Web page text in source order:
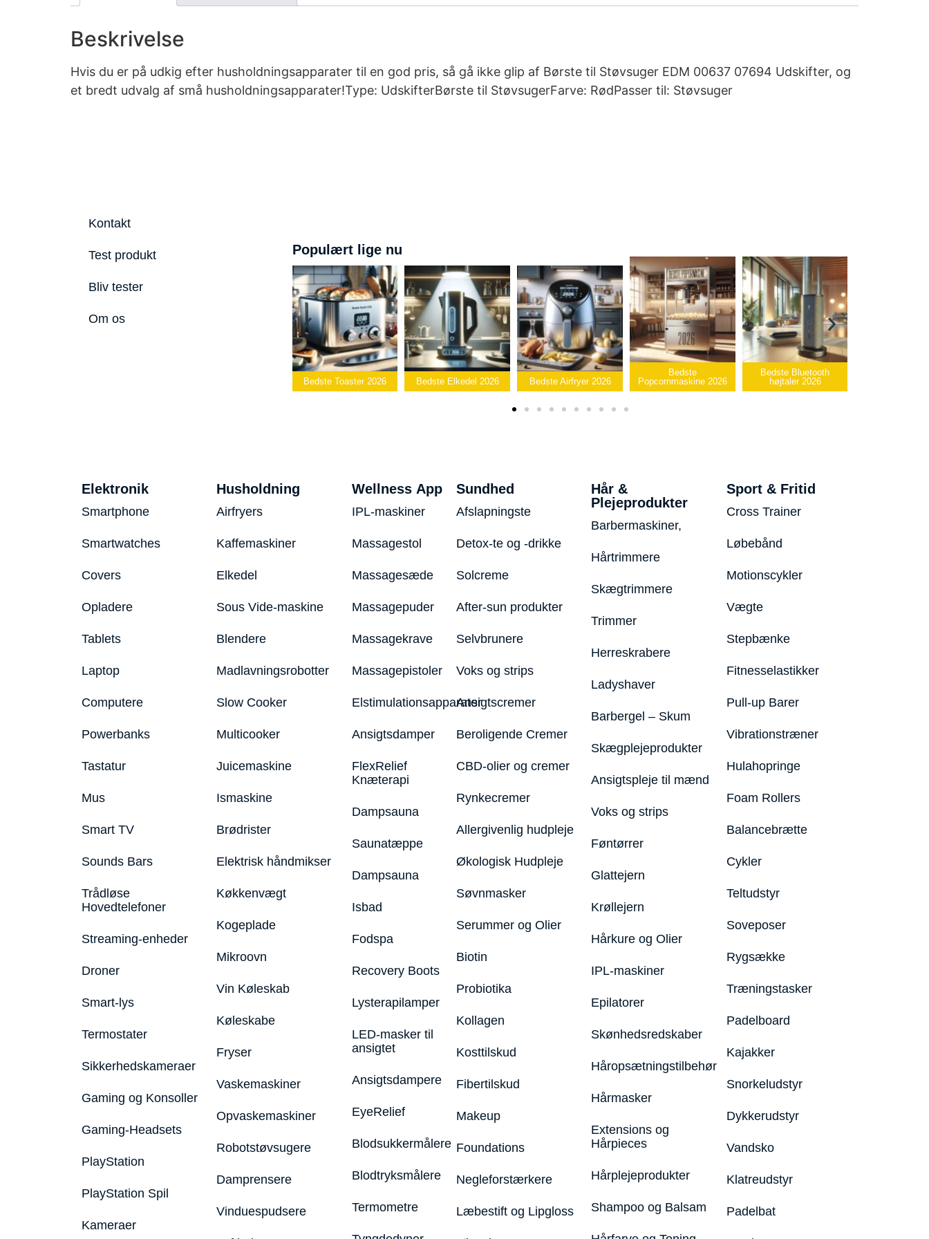
Beskrivelse
Hvis du er på udkig efter husholdningsapparater til en god pris, så gå ikke glip af Børste til Støvsuger EDM 00637 07694 Udskifter, og
et bredt udvalg af små husholdningsapparater!Type: UdskifterBørste til StøvsugerFarve: RødPasser til: Støvsuger
Kontakt
Test produkt
Bliv tester
Om os
Populært lige nu
Bedste Toaster 2026 Bedste Elkedel 2026 Bedste Airfryer 2026
Bedste
Popcornmaskine 2026
Bedste Bluetooth
højtaler 2026
Bedste infrarøde
varmepude 2026
Elektronik
Smartphone
Smartwatches
Covers
Opladere
Tablets
Laptop
Computere
Powerbanks
Tastatur
Mus
Smart TV
Sounds Bars
Trådløse
Hovedtelefoner
Streaming-enheder
Droner
Smart-lys
Termostater
Sikkerhedskameraer
Gaming og Konsoller
Gaming-Headsets
PlayStation
PlayStation Spil
Kameraer
Husholdning
Airfryers
Kaffemaskiner
Elkedel
Sous Vide-maskine
Blendere
Madlavningsrobotter
Slow Cooker
Multicooker
Juicemaskine
Ismaskine
Brødrister
Elektrisk håndmikser
Køkkenvægt
Kogeplade
Mikroovn
Vin Køleskab
Køleskabe
Fryser
Vaskemaskiner
Opvaskemaskiner
Robotstøvsugere
Damprensere
Vinduespudsere
Wellness App
IPL-maskiner
Massagestol
Massagesæde
Massagepuder
Massagekrave
Massagepistoler
Elstimulationsapparater
Ansigtsdamper
FlexRelief
Knæterapi
Dampsauna
Saunatæppe
Dampsauna
Isbad
Fodspa
Recovery Boots
Lysterapilamper
LED-masker til
ansigtet
Ansigtsdampere
EyeRelief
Blodsukkermålere
Blodtryksmålere
Termometre
Sundhed
Afslapningste
Detox-te og -drikke
Solcreme
After-sun produkter
Selvbrunere
Voks og strips
Ansigtscremer
Beroligende Cremer
CBD-olier og cremer
Rynkecremer
Allergivenlig hudpleje
Økologisk Hudpleje
Søvnmasker
Serummer og Olier
Biotin
Probiotika
Kollagen
Kosttilskud
Fibertilskud
Makeup
Foundations
Negleforstærkere
Læbestift og Lipgloss
Hår &
Plejeprodukter
Barbermaskiner,
Hårtrimmere
Skægtrimmere
Trimmer
Herreskrabere
Ladyshaver
Barbergel – Skum
Skægplejeprodukter
Ansigtspleje til mænd
Voks og strips
Føntørrer
Glattejern
Krøllejern
Hårkure og Olier
IPL-maskiner
Epilatorer
Skønhedsredskaber
Håropsætningstilbehør
Hårmasker
Extensions og
Hårpieces
Hårplejeprodukter
Shampoo og Balsam
Sport & Fritid
Cross Trainer
Løbebånd
Motionscykler
Vægte
Stepbænke
Fitnesselastikker
Pull-up Barer
Vibrationstræner
Hulahopringe
Foam Rollers
Balancebrætte
Cykler
Teltudstyr
Soveposer
Rygsække
Træningstasker
Padelboard
Kajakker
Snorkeludstyr
Dykkerudstyr
Vandsko
Klatreudstyr
Padelbat